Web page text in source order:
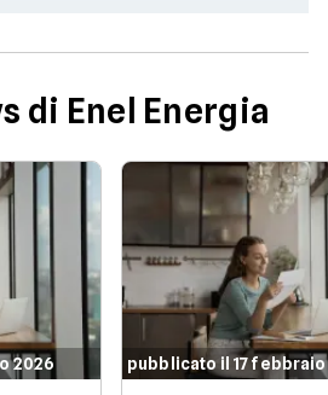
di Enel Energia
2026 pubblicato il 17